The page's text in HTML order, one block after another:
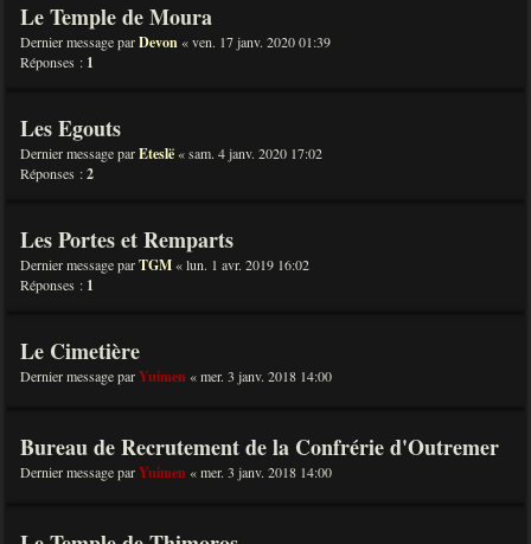
Le Temple de Moura
Dernier message parDevon «ven. 17 janv. 2020 01:39
Réponses : 1
Les Egouts
Dernier message parEteslë «sam. 4 janv. 2020 17:02
Réponses :2
Les Portes et Remparts
Dernier message parTGM «lun. 1 avr. 2019 16:02
Réponses : 1
Le Cimetière
Dernier message parYuimen «mer. 3 janv. 2018 14:00
Bureau de Recrutement de la Confrérie d'Outremer
Dernier message parYuimen «mer. 3 janv. 2018 14:00